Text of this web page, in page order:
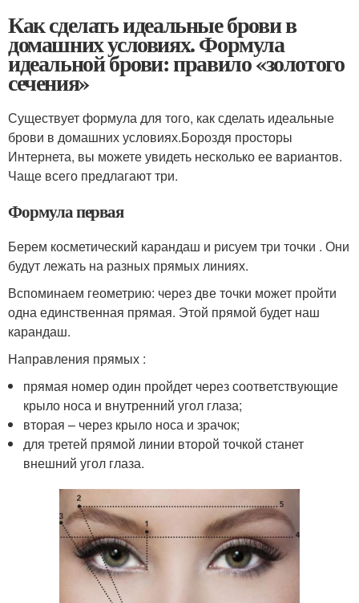
Как сделать идеальные брови в
домашних условиях. Формула
идеальной брови: правило «золотого
сечения»
Существует формула для того, как сделать идеальные
брови в домашних условиях.Бороздя просторы
Интернета, вы можете увидеть несколько ее вариантов.
Чаще всего предлагают три.
Формула первая
Берем косметический карандаш и рисуем три точки . Они
будут лежать на разных прямых линиях.
Вспоминаем геометрию: через две точки может пройти
одна единственная прямая. Этой прямой будет наш
карандаш.
Направления прямых :
прямая номер один пройдет через соответствующие
крыло носа и внутренний угол глаза;
вторая – через крыло носа и зрачок;
для третей прямой линии второй точкой станет
внешний угол глаза.